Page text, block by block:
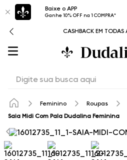
Baixe o APP
Ganhe 10% OFF na 1 COMPRA*
CASHBACK EM TODAS
Feminino Roupas
Saia Midi Com Pala Dudalina Feminina